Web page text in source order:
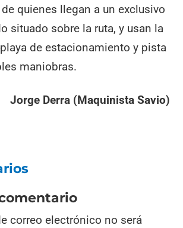
quienes llegan a un exclusivo
situado sobre la ruta, y usan la
de estacionamiento y pista
maniobras.
Jorge Derra (Maquinista Savio)
correo electrónico no será